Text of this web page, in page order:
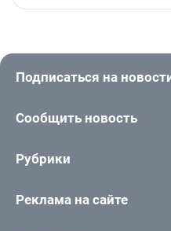
Подписаться на
Сообщить новость
Рубрики
Реклама на сайте